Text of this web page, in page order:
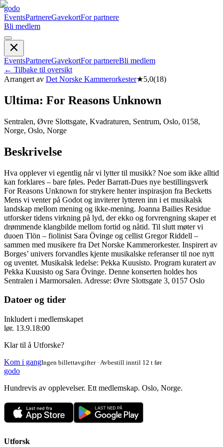
godo
EventsPartnereGavekortFor partnere
Bli medlem
EventsPartnereGavekortFor partnereBli medlem
← Tilbake til oversikt
Arrangert av Det Norske Kammerorkester★5,0(18)
Ultima: For Reasons Unknown
Sentralen, Øvre Slottsgate, Kvadraturen, Sentrum, Oslo, 0158,
Norge, Oslo, Norge
Beskrivelse
Hva opplever vi egentlig når vi lytter til musikk? Noe som ikke alltid
kan forklares – bare føles. Peder Barratt-Dues nye bestillingsverk
For Reasons Unknown for strykere henter inspirasjon fra Becketts
Mens vi venter på Godot og inviterer lytteren inn i et musikalsk
landskap mellom mening og ikke-mening. Joanna Bailies Residue
utforsker tidens virkning på lyd, der ekko og forvrengning skaper et
drømmende klangbilde mellom fortid og nåtid. Til slutt møter vi
duoen Tlön – fiolinist Sara Övinge og cellist Gregor Riddell –
sammen med musikere fra Det Norske Kammerorkester. Inspirert av
Borges’ univers forvandles kjente musikalske referanser til noe nytt
og uventet. Musikalsk ledelse: Pekka Kuusisto. Program kuratert av
Pekka Kuusisto og Sara Övinge. Denne konserten holdes hos
Sentralen i Marmorsalen. Adresse: Øvre Slottsgate 3, 0157 Oslo
Datoer og tider
Inkludert i medlemskapet
lør. 13.9.18:00
Klar til å Utforske?
Kom i gangIngen billettavgifter · Avbestill inntil 12 t før
godo
Hundrevis av opplevelser. Ett medlemskap. Oslo, Norge.
Utforsk